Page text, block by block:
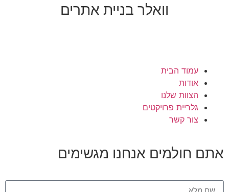
וואלר בניית אתרים
עמוד הבית
אודות
הצוות שלנו
גלריית פרויקטים
צור קשר
חולמים אנחנו מגשימים